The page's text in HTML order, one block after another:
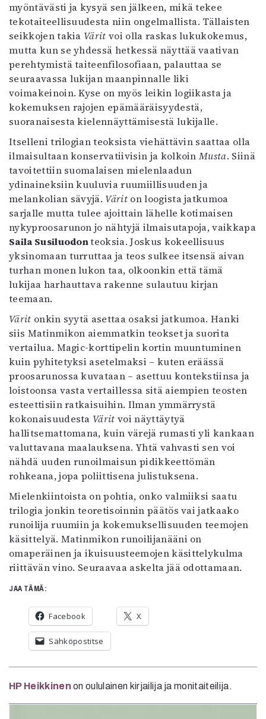
myöntävästi ja kysyä sen jälkeen, mikä tekee
tekotaiteellisuudesta niin ongelmallista. Tällaisten
seikkojen takia Värit voi olla raskas lukukokemus,
mutta kun se yhdessä hetkessä näyttää vaativan
perehtymistä taiteenfilosofiaan, palauttaa se
seuraavassa lukijan maanpinnalle liki
voimakeinoin. Kyse on myös leikin logiikasta ja
kokemuksen rajojen epämääräisyydestä,
suoranaisesta kielennäyttämisestä lukijalle.
Itselleni trilogian teoksista viehättävin saattaa olla
ilmaisultaan konservatiivisin ja kolkoinMusta. Siinä
tavoitettiin suomalaisen mielenlaadun
ydinaineksiin kuuluvia ruumiillisuuden ja
melankolian sävyjä. Värit on loogista jatkumoa
sarjalle mutta tulee ajoittain lähelle kotimaisen
nykyproosarunon jo nähtyjä ilmaisutapoja, vaikkapa
Saila Susiluodonteoksia. Joskus kokeellisuus
yksinomaan turruttaa ja teos sulkee itsensä aivan
turhan monen lukon taa, olkoonkin että tämä
lukijaa harhauttava rakenne sulautuu kirjan
teemaan.
Värit onkin syytä asettaa osaksi jatkumoa. Hanki
siis Matinmikon aiemmatkin teokset ja suorita
vertailua. Magic-korttipelin kortin muuntuminen
kuin pyhitetyksi asetelmaksi – kuten eräässä
proosarunossa kuvataan – asettuu kontekstiinsa ja
loistoonsa vasta vertaillessa sitä aiempien teosten
esteettisiin ratkaisuihin. Ilman ymmärrystä
kokonaisuudesta Värit voi näyttäytyä
hallitsemattomana, kuin värejä rumasti yli kankaan
valuttavana maalauksena. Yhtä vahvasti sen voi
nähdä uuden runoilmaisun pidikkeettömän
rohkeana, jopa poliittisena julistuksena.
Mielenkiintoista on pohtia, onko valmiiksi saatu
trilogia jonkin teoretisoinnin päätös vai jatkaako
runoilija ruumiin ja kokemuksellisuuden teemojen
käsittelyä. Matinmikon runoilijanääni on
omaperäinen ja ikuisuusteemojen käsittelykulma
riittävän vino. Seuraavaa askelta jää odottamaan.
JAA TÄMÄ:
Facebook X
Sähköpostitse
HP Heikkinen on oululainen kirjailija ja monitaiteilija.